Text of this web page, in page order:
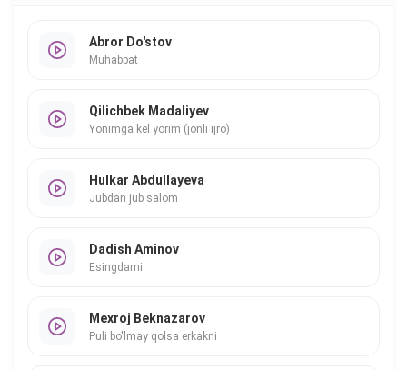
Abror Do'stov
Muhabbat
Qilichbek Madaliyev
Yonimga kel yorim (jonli ijro)
Hulkar Abdullayeva
Jubdan jub salom
Dadish Aminov
Esingdami
Mexroj Beknazarov
Puli bo'lmay qolsa erkakni